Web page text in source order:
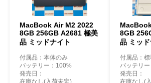
MacBook Air M2 2022
8GB 256GB A2681 極美
品 ミッドナイト
付属品：本体のみ
バッテリー：100%
発売日：
在庫なし(入荷未定)
8GB
品 ミッ
付属品：標
バッテリ
発売日：
在庫なし(